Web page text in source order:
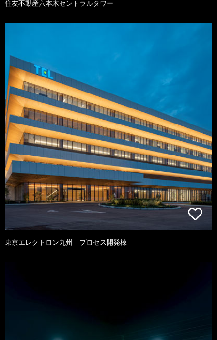
住友不動産六本木セントラルタワー
東京エレクトロン九州 プロセス開発棟